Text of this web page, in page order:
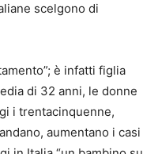
scelgono di
è infatti figlia
di 32 anni, le donne
i trentacinquenne,
aumentano i casi